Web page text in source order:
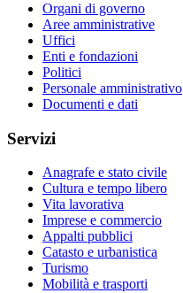
Organi di governo
Aree amministrative
Uffici
Enti e fondazioni
Politici
Personale amministrativo
Documenti e dati
Servizi
Anagrafe e stato civile
Cultura e tempo libero
Vita lavorativa
Imprese e commercio
Appalti pubblici
Catasto e urbanistica
Turismo
Mobilità e trasporti